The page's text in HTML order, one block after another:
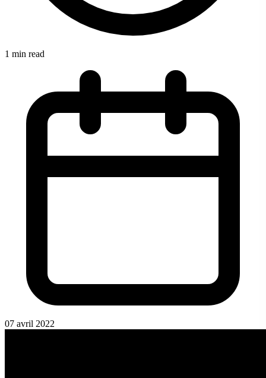
1 min read
07 avril 2022